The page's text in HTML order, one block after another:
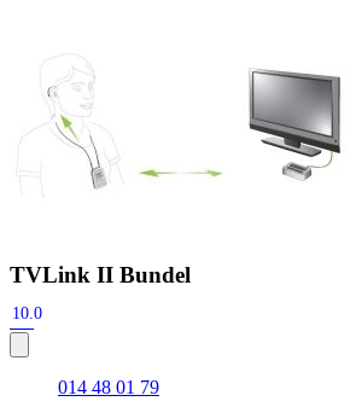
Snel zoeken
Hoorapparaatbatterijen
Oticon hoorapparaten
ReSound Vivia
Oticon IntentSignia Silk Domes
Bekijk
TVLink II Bundel
10.0
014 48 01 79